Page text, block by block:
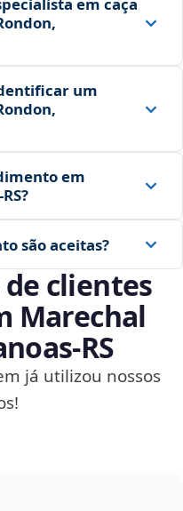
em caça
um
em
são aceitas?
clientes
Marechal
já utilizou nossos